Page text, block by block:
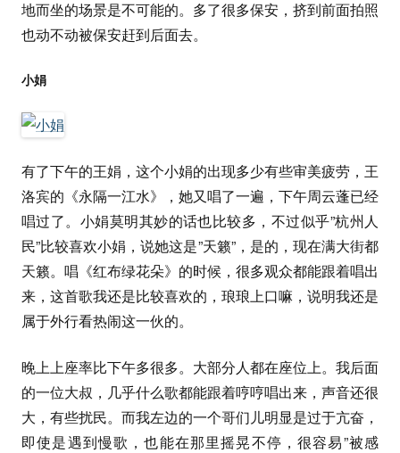
地而坐的场景是不可能的。多了很多保安，挤到前面拍照
也动不动被保安赶到后面去。
小娟
有了下午的王娟，这个小娟的出现多少有些审美疲劳，王
洛宾的《永隔一江水》，她又唱了一遍，下午周云蓬已经
唱过了。小娟莫明其妙的话也比较多，不过似乎”杭州人
民”比较喜欢小娟，说她这是”天籁”，是的，现在满大街都
天籁。唱《红布绿花朵》的时候，很多观众都能跟着唱出
来，这首歌我还是比较喜欢的，琅琅上口嘛，说明我还是
属于外行看热闹这一伙的。
晚上上座率比下午多很多。大部分人都在座位上。我后面
的一位大叔，几乎什么歌都能跟着哼哼唱出来，声音还很
大，有些扰民。而我左边的一个哥们儿明显是过于亢奋，
即使是遇到慢歌，也能在那里摇晃不停，很容易”被感